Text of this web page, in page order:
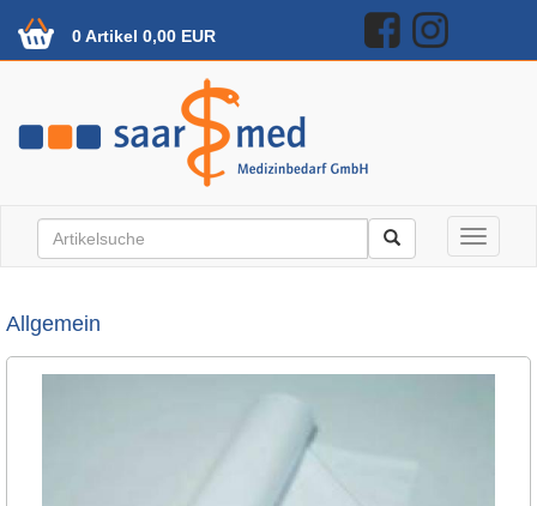
0 Artikel 0,00 EUR
Toggle
Allgemein